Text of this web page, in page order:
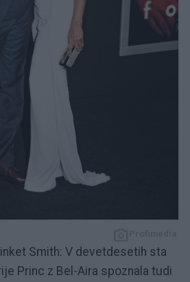
Smith: V devetdesetih sta
Princ z Bel-Aira spoznala tudi